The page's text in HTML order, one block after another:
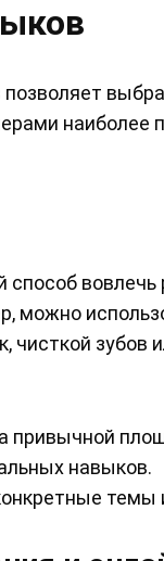
наиболее
вовлечь
чисткой зубов
привычной
навыков.
темы